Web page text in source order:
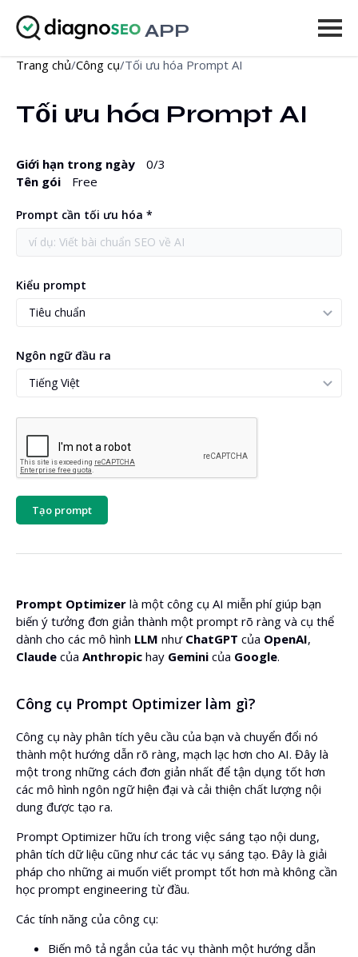
APP
Công cụ
Bảng giá
Đăng nhập
NÂNG CẤP
Trang chủ/Công cụ/Tối ưu hóa Prompt AI
Tối ưu hóa Prompt AI
Giới hạn trong ngày 0/3
Tên gói
Free
Prompt cần tối ưu hóa *
Kiểu prompt
Ngôn ngữ đầu ra
Tạo prompt
Prompt Optimizer là một công cụ AI miễn phí giúp bạn
biến ý tưởng đơn giản thành một prompt rõ ràng và cụ thể
dành cho các mô hình LLM như ChatGPT của OpenAI,
Claude của Anthropic hay Gemini của Google.
Công cụ Prompt Optimizer làm gì?
Công cụ này phân tích yêu cầu của bạn và chuyển đổi nó
thành một hướng dẫn rõ ràng, mạch lạc hơn cho AI. Đây là
một trong những cách đơn giản nhất để tận dụng tốt hơn
các mô hình ngôn ngữ hiện đại và cải thiện chất lượng nội
dung được tạo ra.
Prompt Optimizer hữu ích trong việc sáng tạo nội dung,
phân tích dữ liệu cũng như các tác vụ sáng tạo. Đây là giải
pháp cho những ai muốn viết prompt tốt hơn mà không cần
học prompt engineering từ đầu.
Các tính năng của công cụ:
Biến mô tả ngắn của tác vụ thành một hướng dẫn